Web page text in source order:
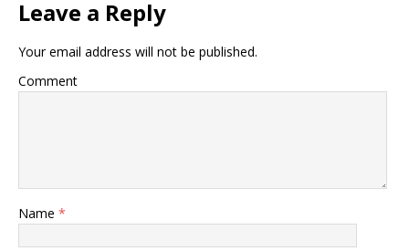
Leave a Reply
Your email address will not be published.
Comment
Name *